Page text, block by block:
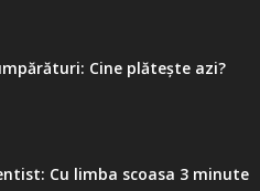
Cine plătește azi?
Cu limba scoasa 3 minute